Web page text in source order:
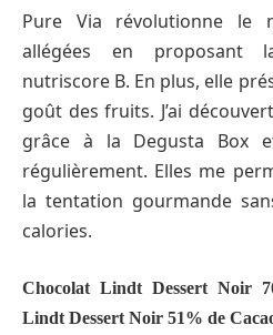
Pure Via révolutionne le
allégées en proposant
nutriscore B. En plus, elle
goût des fruits. J’ai
grâce à la Degusta Box
régulièrement. Elles me
la tentation gourmande
calories.
Chocolat Lindt Dessert Noir
Lindt Dessert Noir 51% de